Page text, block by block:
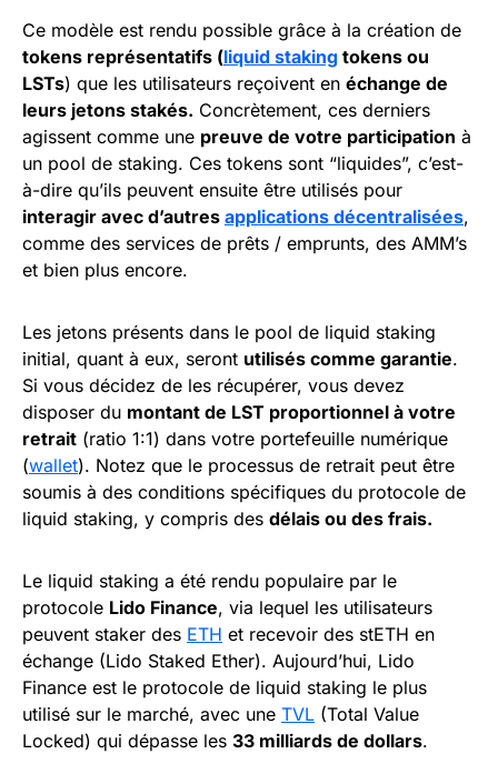
Ce modèle est rendu possible grâce à la création de
tokens représentatifs (liquid staking tokens ou
LSTs) que les utilisateurs reçoivent en échange de
leurs jetons stakés. Concrètement, ces derniers
agissent comme une preuve de votre participation à
un pool de staking. Ces tokens sont “liquides”, c’est-
à-dire qu’ils peuvent ensuite être utilisés pour
interagir avec d’autres applications décentralisées,
comme des services de prêts / emprunts, des AMM’s
et bien plus encore.
Les jetons présents dans le pool de liquid staking
initial, quant à eux, seront utilisés comme garantie.
Si vous décidez de les récupérer, vous devez
disposer du montant de LST proportionnel à votre
retrait (ratio 1:1) dans votre portefeuille numérique
(wallet). Notez que le processus de retrait peut être
soumis à des conditions spécifiques du protocole de
liquid staking, y compris des délais ou des frais.
Le liquid staking a été rendu populaire par le
protocole Lido Finance, via lequel les utilisateurs
peuvent staker des ETH et recevoir des stETH en
échange (Lido Staked Ether). Aujourd’hui, Lido
Finance est le protocole de liquid staking le plus
utilisé sur le marché, avec une TVL (Total Value
Locked) qui dépasse les 33 milliards de dollars.